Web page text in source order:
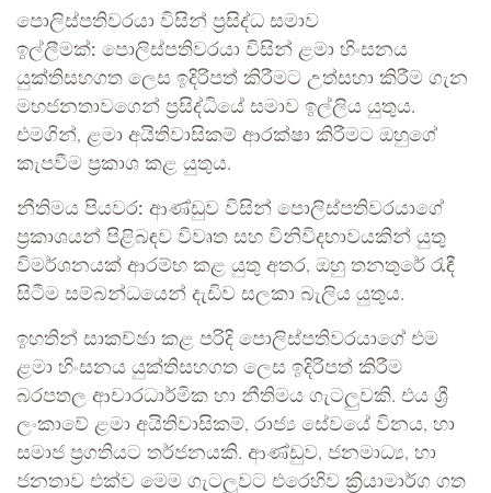
පොලිස්පතිවරයා විසින් ප්‍රසිද්ධ සමාව
ඉල්ලීමක්: පොලිස්පතිවරයා විසින් ළමා හිංසනය
යුක්තිසහගත ලෙස ඉදිරිපත් කිරීමට උත්සහා කිරීම ගැන
මහජනතාවගෙන් ප්‍රසිද්ධියේ සමාව ඉල්ලිය යුතුය.
එමගින්, ළමා අයිතිවාසිකම් ආරක්ෂා කිරීමට ඔහුගේ
කැපවීම ප්‍රකාශ කළ යුතුය.
නීතිමය පියවර: ආණ්ඩුව විසින් පොලිස්පතිවරයාගේ
ප්‍රකාශයන් පිළිබඳව විවෘත සහ විනිවිදභාවයකින් යුතු
විමර්ශනයක් ආරම්භ කළ යුතු අතර, ඔහු තනතුරේ රැඳී
සිටීම සම්බන්ධයෙන් දැඩිව සලකා බැලිය යුතුය.
ඉහතින් සාකච්ඡා කළ පරිදි පොලිස්පතිවරයාගේ එම
ළමා හිංසනය යුක්තිසහගත ලෙස ඉදිරිපත් කිරීම
බරපතල ආචාරධාර්මික හා නීතිමය ගැටලුවකි. එය ශ්‍රී
ලංකාවේ ළමා අයිතිවාසිකම්, රාජ්‍ය සේවයේ විනය, හා
සමාජ ප්‍රගතියට තර්ජනයකි. ආණ්ඩුව, ජනමාධ්‍ය, හා
ජනතාව එක්ව මෙම ගැටලුවට එරෙහිව ක්‍රියාමාර්ග ගත